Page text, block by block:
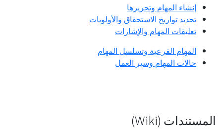
إنشاء المهام وتحريرها
تحديد تواريخ الاستحقاق والأولويات
تعليقات المهام والإشارات
المهام الفرعية وتسلسل المهام
حالات المهام وسير العمل
المستندات (Wiki)